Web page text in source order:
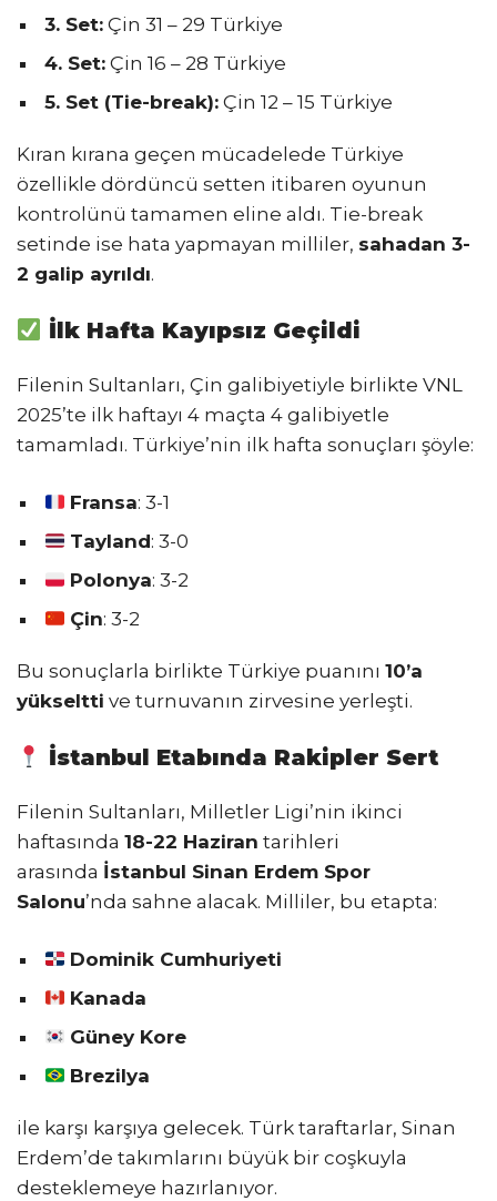
3. Set: Çin 31 – 29 Türkiye
4. Set: Çin 16 – 28 Türkiye
5. Set (Tie-break): Çin 12 – 15 Türkiye
Kıran kırana geçen mücadelede Türkiye
özellikle dördüncü setten itibaren oyunun
kontrolünü tamamen eline aldı. Tie-break
setinde ise hata yapmayan milliler, sahadan 3-
2 galip ayrıldı.
İlk Hafta Kayıpsız Geçildi
Filenin Sultanları, Çin galibiyetiyle birlikte VNL
2025’te ilk haftayı 4 maçta 4 galibiyetle
tamamladı. Türkiye’nin ilk hafta sonuçları şöyle:
Fransa: 3-1
Tayland: 3-0
Polonya: 3-2
Çin: 3-2
Bu sonuçlarla birlikte Türkiye puanını 10’a
yükseltti ve turnuvanın zirvesine yerleşti.
İstanbul Etabında Rakipler Sert
Filenin Sultanları, Milletler Ligi’nin ikinci
haftasında 18-22 Haziran tarihleri
arasında İstanbul Sinan Erdem Spor
Salonu’nda sahne alacak. Milliler, bu etapta:
Dominik Cumhuriyeti
Kanada
Güney Kore
Brezilya
ile karşı karşıya gelecek. Türk taraftarlar, Sinan
Erdem’de takımlarını büyük bir coşkuyla
desteklemeye hazırlanıyor.